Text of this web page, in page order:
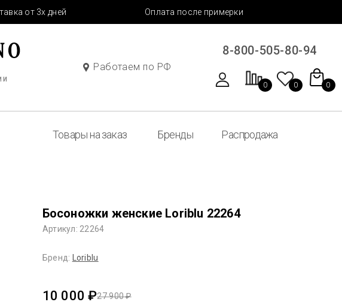
от 3х дней Оплата после примерки
Работаем по РФ
8-800-505-80-94
0 0 0
Товары на заказ Бренды Распродажа
Босоножки женские Loriblu 22264
Артикул: 22264
Бренд: Loriblu
27 900 ₽
10 000 ₽